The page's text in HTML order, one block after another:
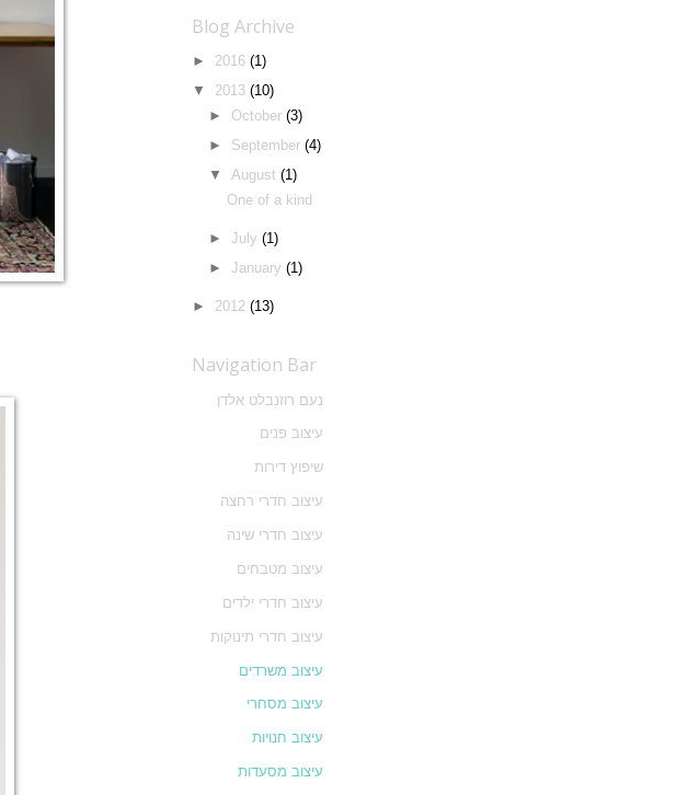
Blog Archive
► 2016 (1)
▼ 2013 (10)
► October(3)
► September(4)
▼August(1)
One of a kind
►July(1)
►January(1)
► 2012 (13)
Navigation Bar
נעם רוזנבלט אלדן
עיצוב פנים
שיפוץ דירות
עיצוב חדרי רחצה
עיצוב חדרי שינה
עיצוב מטבחים
עיצוב חדרי ילדים
עיצוב חדרי תינוקות
עיצוב משרדים
עיצוב מסחרי
עיצוב חנויות
עיצוב מסעדות